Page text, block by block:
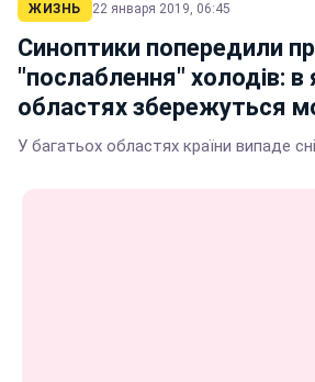
ЖИЗНЬ 22 января 2019, 06:45
Синоптики попередили
"послаблення" холодів: в
областях збережуться
У багатьох областях країни випаде